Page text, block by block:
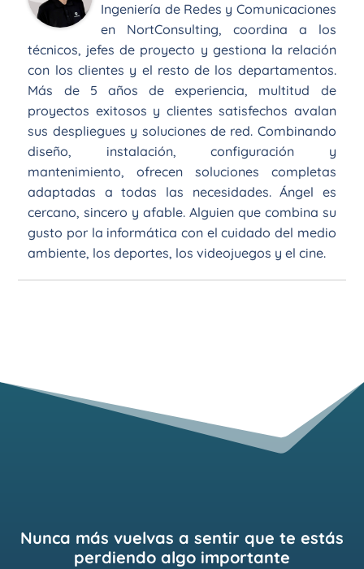
Ingeniería de Redes y Comunicaciones
en NortConsulting, coordina a los
técnicos, jefes de proyecto y gestiona la relación
con los clientes y el resto de los departamentos.
Más de 5 años de experiencia, multitud de
proyectos exitosos y clientes satisfechos avalan
sus despliegues y soluciones de red. Combinando
diseño, instalación, configuración y
mantenimiento, ofrecen soluciones completas
adaptadas a todas las necesidades. Ángel es
cercano, sincero y afable. Alguien que combina su
gusto por la informática con el cuidado del medio
ambiente, los deportes, los videojuegos y el cine.
Nunca más vuelvas a sentir que te estás
perdiendo algo importante